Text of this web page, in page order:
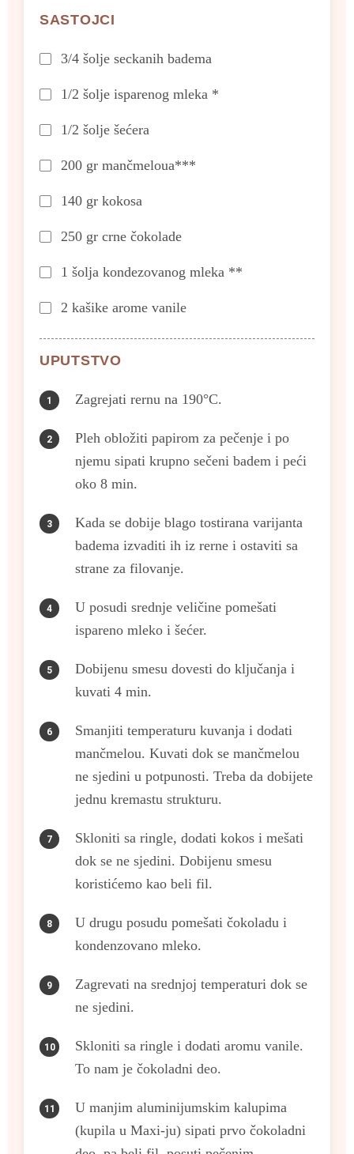
SASTOJCI
3/4 šolje seckanih badema
1/2 šolje isparenog mleka *
1/2 šolje šećera
200 gr mančmeloua***
140 gr kokosa
250 gr crne čokolade
1 šolja kondezovanog mleka **
2 kašike arome vanile
UPUTSTVO
Zagrejati rernu na 190°C.
Pleh obložiti papirom za pečenje i po
njemu sipati krupno sečeni badem i peći
oko 8 min.
Kada se dobije blago tostirana varijanta
badema izvaditi ih iz rerne i ostaviti sa
strane za filovanje.
U posudi srednje veličine pomešati
ispareno mleko i šećer.
Dobijenu smesu dovesti do ključanja i
kuvati 4 min.
Smanjiti temperaturu kuvanja i dodati
mančmelou. Kuvati dok se mančmelou
ne sjedini u potpunosti. Treba da dobijete
jednu kremastu strukturu.
Skloniti sa ringle, dodati kokos i mešati
dok se ne sjedini. Dobijenu smesu
koristićemo kao beli fil.
U drugu posudu pomešati čokoladu i
kondenzovano mleko.
Zagrevati na srednjoj temperaturi dok se
ne sjedini.
Skloniti sa ringle i dodati aromu vanile.
To nam je čokoladni deo.
U manjim aluminijumskim kalupima
(kupila u Maxi-ju) sipati prvo čokoladni